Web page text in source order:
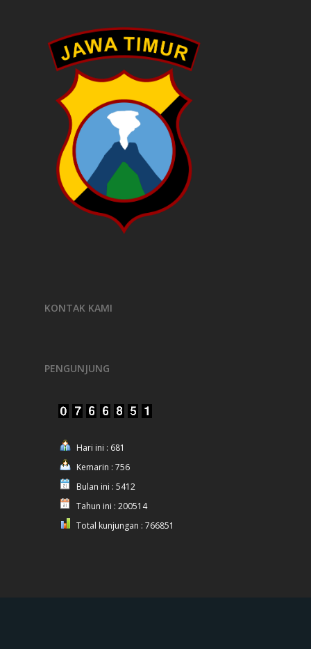
KONTAK KAMI
PENGUNJUNG
Hari ini : 681
Kemarin : 756
Bulan ini : 5412
Tahun ini : 200514
Total kunjungan : 766851